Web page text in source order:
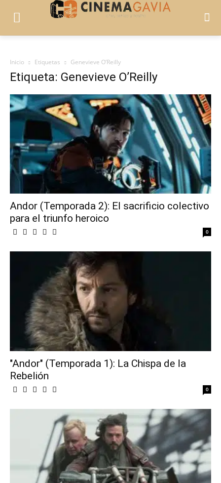
Inicio Etiquetas Genevieve O’Reilly
Etiqueta: Genevieve O’Reilly
Andor (Temporada 2): El sacrificio colectivo
para el triunfo heroico
0
"Andor" (Temporada 1): La Chispa de la
Rebelión
0